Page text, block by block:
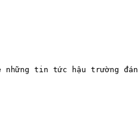
những tin tức hậu trường